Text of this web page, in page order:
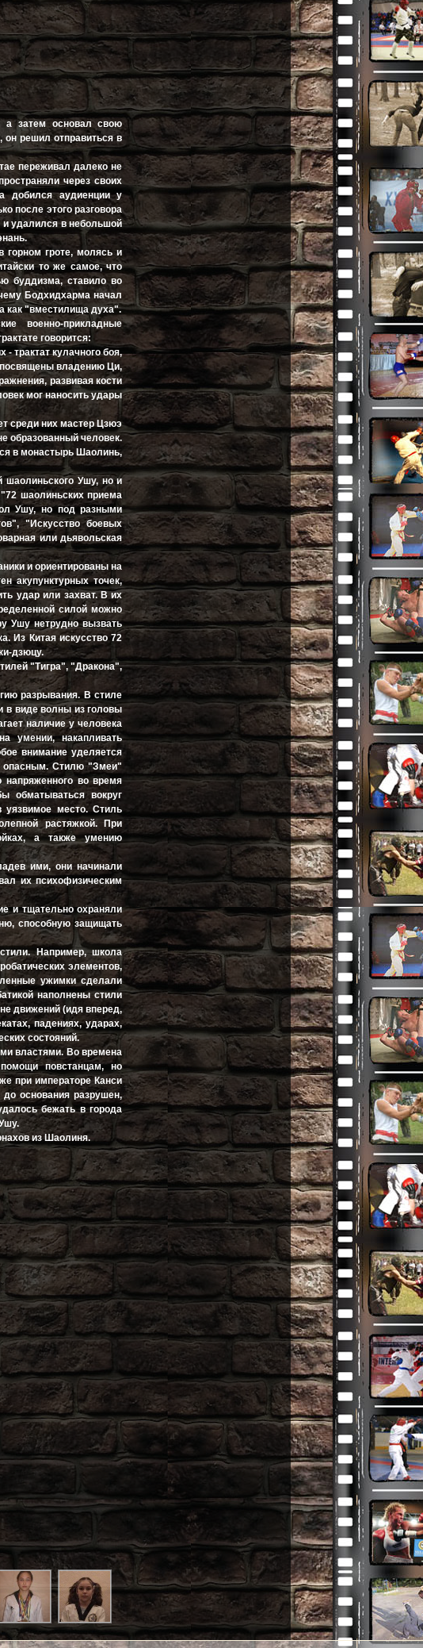
а затем основал свою
он решил отправиться в
переживал далеко не
через своих
добился аудиенции у
после этого разговора
и удалился в небольшой
горном гроте, молясь и
то же самое, что
буддизма, ставило во
Бодхидхарма начал
как "вместилища духа".
военно-прикладные
говорится:
трактат кулачного боя,
владению Ци,
развивая кости
мог наносить удары
среди них мастер Цзюэ
образованный человек.
в монастырь Шаолинь,
Ушу, но и
шаолиньских приема
Ушу, но под разными
"Искусство боевых
или дьявольская
и ориентированы на
акупунктурных точек,
удар или захват. В их
силой можно
Ушу нетрудно вызвать
Из Китая искусство 72
дзюцу.
"Тигра", "Дракона",
разрывания. В стиле
в виде волны из головы
наличие у человека
умении, накапливать
внимание уделяется
опасным. Стилю "Змеи"
напряженного во время
обматываться вокруг
место. Стиль
растяжкой. При
а также умению
ими, они начинали
их психофизическим
и тщательно охраняли
способную защищать
Например, школа
элементов,
ужимки сделали
наполнены стили
движений (идя вперед,
падениях, ударах,
состояний.
властями. Во времена
повстанцам, но
при императоре Канси
основания разрушен,
бежать в города
из Шаолиня.